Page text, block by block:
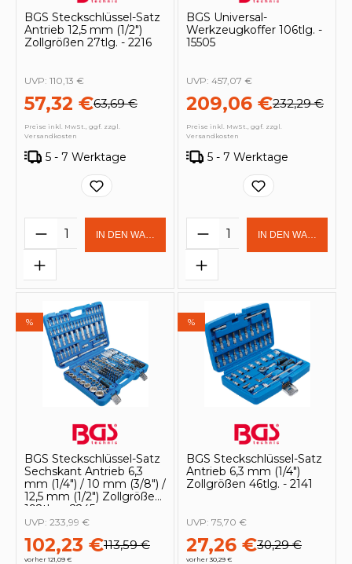
BGS Steckschlüssel-Satz
Antrieb 12,5 mm (1/2")
Zollgrößen 27tlg. - 2216
57,32 €63,69 €
UVP: 110,13 €
Preise inkl. MwSt., ggf. zzgl.
Versandkosten
5 - 7 Werktage
Produkt Anzahl: Gib den
IN DEN WARENKORB
BGS Universal-
Werkzeugkoffer 106tlg. -
15505
209,06 €232,29 €
UVP: 457,07 €
Preise inkl. MwSt., ggf. zzgl.
Versandkosten
5 - 7 Werktage
Produkt Anzahl:
IN DEN
%
BGS Steckschlüssel-Satz
Sechskant Antrieb 6,3
mm (1/4") / 10 mm (3/8") /
12,5 mm (1/2") Zollgrößen
192tlg. - 2245
102,23 €113,59 €
vorher 121,09 €
UVP: 233,99 €
%
BGS Steckschlüssel-Satz
Antrieb 6,3 mm (1/4")
Zollgrößen 46tlg. - 2141
27,26 €30,29 €
vorher 30,29 €
UVP: 75,70 €